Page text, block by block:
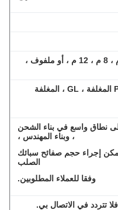
2 م ، 2.44 م ، 3 م ، 6 م ، 8 م ، 12 م ، أو ملفوف ،
مطلي باللون الأسود ، PE المغلفة ، GL ، المغلفة
واسع في بناء الشحن
، وبناء المهندس ،
إجراء حجم صفائح سبائك
الصلب
وفقا للعملاء المطلوبين.
في الاتصال بي.